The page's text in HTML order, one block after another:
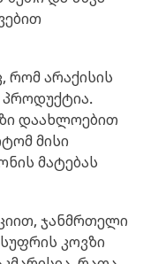
რომ არაქისის
დაახლოებით
მისი
მატებას
ჯანმრთელი
კოვზი